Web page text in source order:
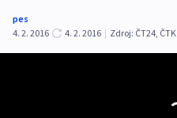
pes
4. 2. 2016
4. 2. 2016 | Zdroj: ČT24, ČTK